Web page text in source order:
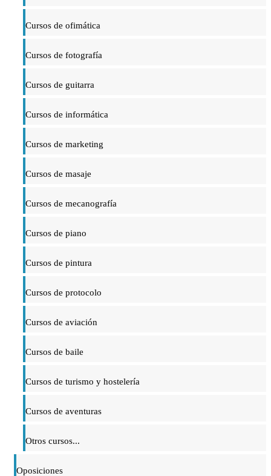
Cursos de ofimática
Cursos de fotografía
Cursos de guitarra
Cursos de informática
Cursos de marketing
Cursos de masaje
Cursos de mecanografía
Cursos de piano
Cursos de pintura
Cursos de protocolo
Cursos de aviación
Cursos de baile
Cursos de turismo y hostelería
Cursos de aventuras
Otros cursos...
Oposiciones